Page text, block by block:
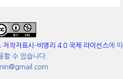
저작자표시-비영리 4.0 국제 라이선스에 따
할 수 있습니다.